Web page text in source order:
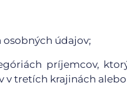
údajov;
príjemcov,
v tretích krajinách